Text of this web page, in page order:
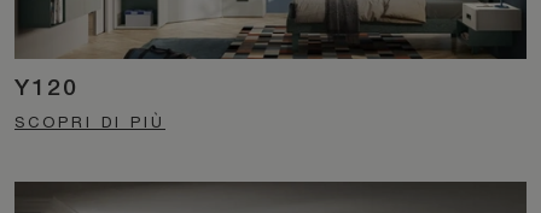
Y120
SCOPRI DI PIÙ